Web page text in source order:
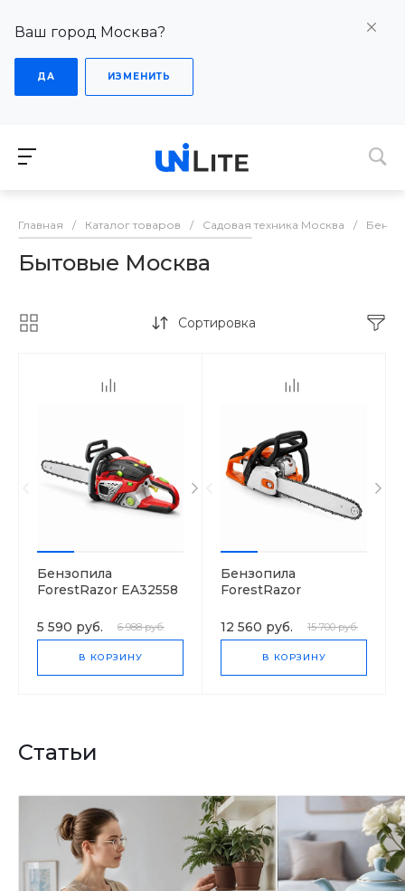
Ваш город Москва?
ДА ИЗМЕНИТЬ
Главная / Каталог товаров / Садовая техника Москва /
Бытовые Москва
Сортировка
Бензопила
ForestRazor EA32558
5 590 руб. 6 988 руб.
В КОРЗИНУ
Бензопила
ForestRazor
12 560 руб.
15 700 руб.
В КОРЗИНУ
Статьи